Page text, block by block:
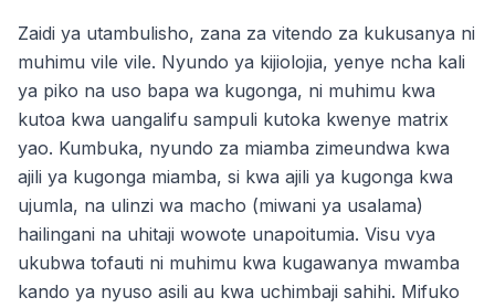
Zaidi ya utambulisho, zana za vitendo za kukusanya ni
muhimu vile vile. Nyundo ya kijiolojia, yenye ncha kali
ya piko na uso bapa wa kugonga, ni muhimu kwa
kutoa kwa uangalifu sampuli kutoka kwenye matrix
yao. Kumbuka, nyundo za miamba zimeundwa kwa
ajili ya kugonga miamba, si kwa ajili ya kugonga kwa
ujumla, na ulinzi wa macho (miwani ya usalama)
hailingani na uhitaji wowote unapoitumia. Visu vya
ukubwa tofauti ni muhimu kwa kugawanya mwamba
kando ya nyuso asili au kwa uchimbaji sahihi. Mifuko